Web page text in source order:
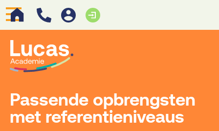
Passende opbrengsten
met referentieniveaus